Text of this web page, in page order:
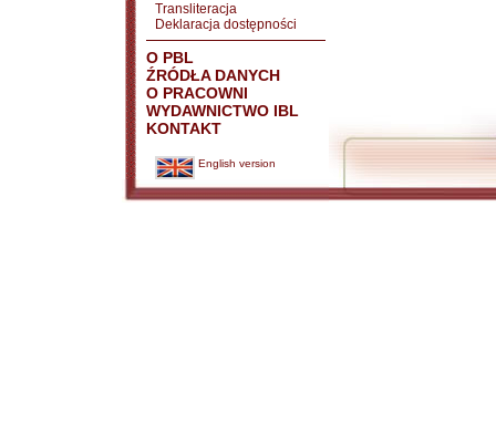
Transliteracja
Deklaracja dostępności
O PBL
ŹRÓDŁA DANYCH
O PRACOWNI
WYDAWNICTWO IBL
KONTAKT
English version